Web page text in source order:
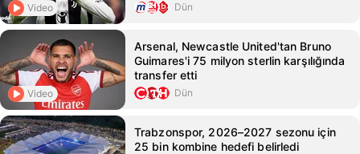
Video Dün
Video
Arsenal, Newcastle United'tan Bruno
Guimares'i 75 milyon sterlin karşılığında
transfer etti
Dün
Trabzonspor, 2026–2027 sezonu için
25 bin kombine hedefi belirledi